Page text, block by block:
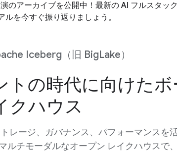
のアーカイブを公開中！最新の AI フルスタ
ルを今すぐ振り返りましょう。
Iceberg（旧 BigLake）
トの時代に向けたボ
クハウス
レージ、ガバナンス、パフォーマンスを
ルチモーダルなオープン レイクハウスで